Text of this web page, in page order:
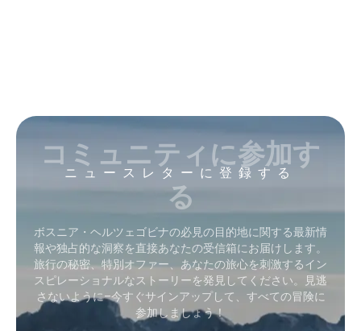
ニュースレターに登録する
コミュニティに参加す
る
ボスニア・ヘルツェゴビナの必見の目的地に関する最新情
報や独占的な洞察を直接あなたの受信箱にお届けします。
旅行の秘密、特別オファー、あなたの旅心を刺激するイン
スピレーショナルなストーリーを発見してください。見逃
さないように–今すぐサインアップして、すべての冒険に
参加しましょう！